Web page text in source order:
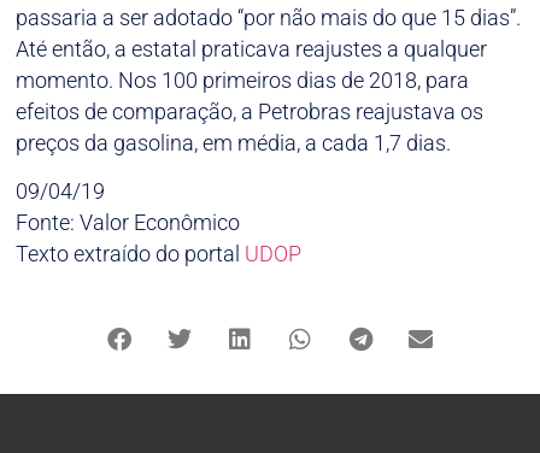
passaria a ser adotado “por não mais do que 15 dias”.
Até então, a estatal praticava reajustes a qualquer
momento. Nos 100 primeiros dias de 2018, para
efeitos de comparação, a Petrobras reajustava os
preços da gasolina, em média, a cada 1,7 dias.
09/04/19
Fonte: Valor Econômico
Texto extraído do portal UDOP